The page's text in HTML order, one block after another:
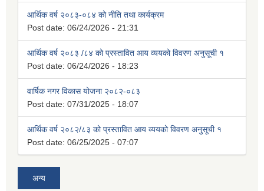
आर्थिक वर्ष २०८३-०८४ को नीति तथा कार्यक्रम
Post date: 06/24/2026 - 21:31
आर्थिक वर्ष २०८३ /८४ को प्रस्तावित आय व्ययको विवरण अनुसूची १
Post date: 06/24/2026 - 18:23
वार्षिक नगर विकास योजना २०८२-०८३
Post date: 07/31/2025 - 18:07
आर्थिक वर्ष २०८२/८३ को प्रस्तावित आय व्ययको विवरण अनुसूची १
Post date: 06/25/2025 - 07:07
अन्य